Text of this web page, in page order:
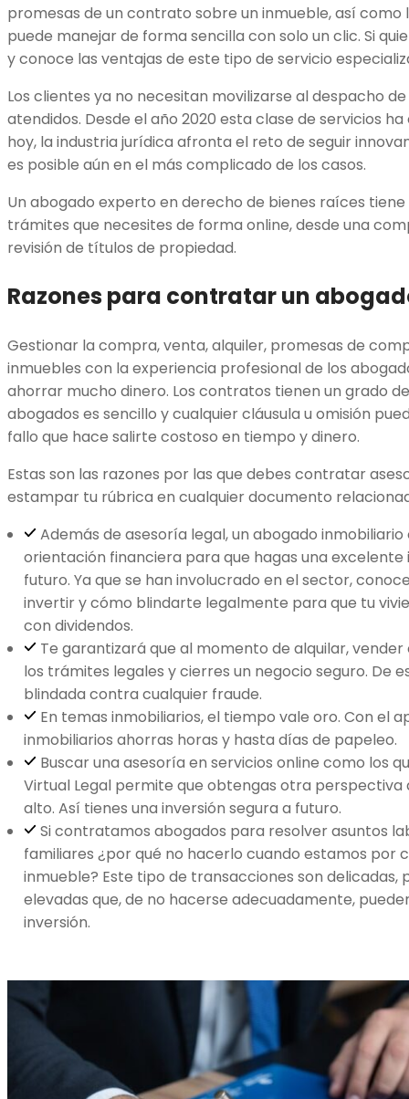
promesas de un contrato sobre un inmueble, así como
puede manejar de forma sencilla con solo un clic. Si
y conoce las ventajas de este tipo de servicio
Los clientes ya no necesitan movilizarse al despacho
atendidos. Desde el año 2020 esta clase de servicios
hoy, la industria jurídica afronta el reto de seguir
es posible aún en el más complicado de los casos.
Un abogado experto en derecho de bienes raíces
trámites que necesites de forma online, desde una
revisión de títulos de propiedad.
Razones para contratar un
Gestionar la compra, venta, alquiler, promesas de
inmuebles con la experiencia profesional de los
ahorrar mucho dinero. Los contratos tienen un grado
abogados es sencillo y cualquier cláusula u omisión
fallo que hace salirte costoso en tiempo y dinero.
Estas son las razones por las que debes contratar
estampar tu rúbrica en cualquier documento
Además de asesoría legal, un abogado
orientación financiera para que hagas una excelente
futuro. Ya que se han involucrado en el sector,
invertir y cómo blindarte legalmente para que tu
con dividendos.
Te garantizará que al momento de alquilar,
los trámites legales y cierres un negocio seguro. De
blindada contra cualquier fraude.
En temas inmobiliarios, el tiempo vale oro. Con el
inmobiliarios ahorras horas y hasta días de papeleo.
Buscar una asesoría en servicios online como los
Virtual Legal permite que obtengas otra perspectiva
alto. Así tienes una inversión segura a futuro.
Si contratamos abogados para resolver asuntos
familiares ¿por qué no hacerlo cuando estamos por
inmueble? Este tipo de transacciones son delicadas,
elevadas que, de no hacerse adecuadamente,
inversión.